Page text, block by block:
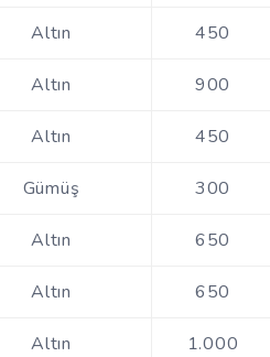
Altın 450
Altın 900
Altın 450
Gümüş 300
Altın 650
Altın 650
Altın 1.000